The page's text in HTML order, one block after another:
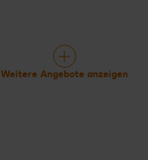
Weitere Angebote anzeigen